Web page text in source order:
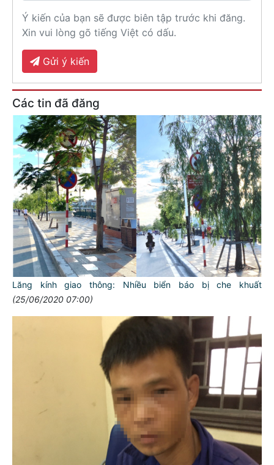
Ý kiến của bạn sẽ được biên tập trước khi đăng.
Xin vui lòng gõ tiếng Việt có dấu.
Gửi ý kiến
Các tin đã đăng
Lăng kính giao thông: Nhiều biển báo bị che khuất
(25/06/2020 07:00)